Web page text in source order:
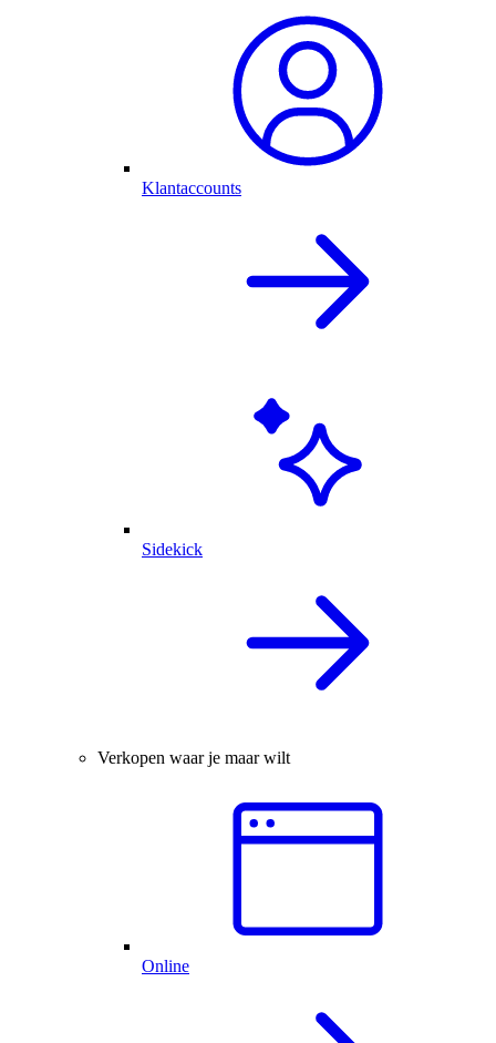
Klantaccounts
Sidekick
Verkopen waar je maar wilt
Online